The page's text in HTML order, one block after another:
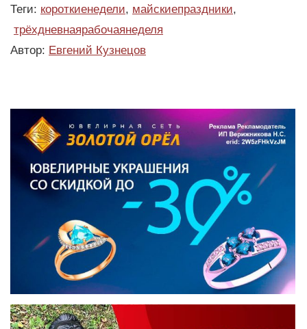
Теги: короткиенедели, майскиепраздники,
трёхдневнаярабочаянеделя
Автор: Евгений Кузнецов